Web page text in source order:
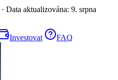
· Data aktualizována: 9. srpna
Investovat FAQ